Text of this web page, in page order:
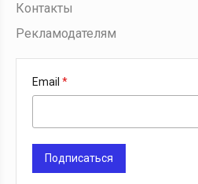
Контакты
Рекламодателям
Email
Подписаться